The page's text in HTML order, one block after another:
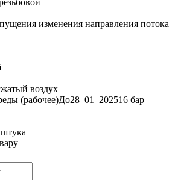
изменения направления потока
воздух
(рабочее)До28_01_202516 бар
штука